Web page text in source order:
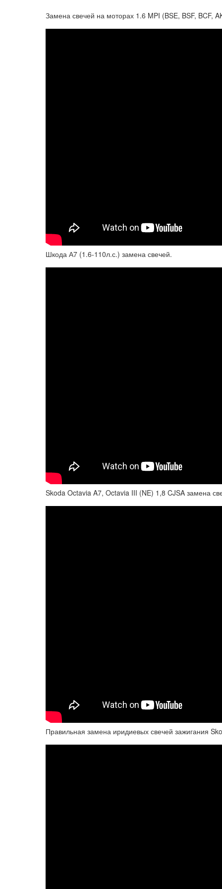
Замена свечей на моторах 1.6 MPI (BSE, BSF, BCF,
Шкода А7 (1.6-110л.с.) замена свечей.
Skoda Octavia A7, Octavia III (NE) 1,8 CJSA замена
Правильная замена иридиевых свечей зажигания